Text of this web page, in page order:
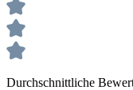
Durchschnittliche